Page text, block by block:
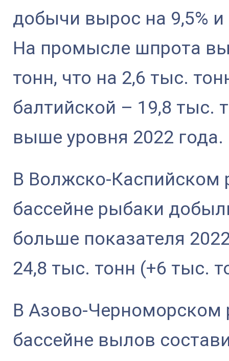
добычи вырос на 9,5% и
На промысле шпрота
тонн, что на 2,6 тыс.
балтийской – 19,8 тыс.
выше уровня 2022 года.
В Волжско-Каспийском
бассейне рыбаки
больше показателя
24,8 тыс. тонн (+6 тыс.
В Азово-Черноморском
бассейне вылов